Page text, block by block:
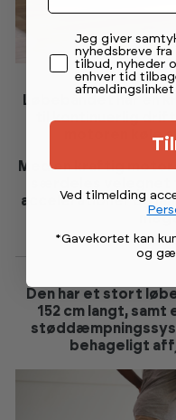
Løbebåndet har en
til kontinuerlig
motoren køle
Med en kraftig motor
accelerationer og
Den har et stort
152 cm langt,
behageligt
Permission tekst
Jeg giver
nyhedsbreve
tilbud, nyheder
enhver tid
Ved tilmelding
*Gavekortet kan
og